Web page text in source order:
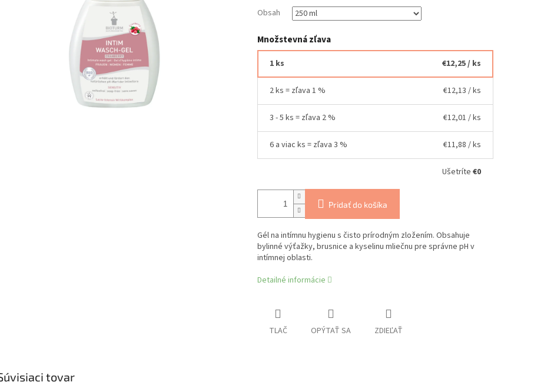
Obsah
Množstevná zľava
1 ks €12,25/ ks
2 ks = zľava 1 % €12,13 / ks
3 - 5 ks = zľava 2 % €12,01 / ks
6 a viac ks = zľava 3 % €11,88 / ks
Ušetríte €0
Pridať do košíka
Gél na intímnu hygienu s čisto prírodným zložením. Obsahuje
bylinné výťažky, brusnice a kyselinu mliečnu pre správne pH v
intímnej oblasti.
Detailné informácie
TLAČ OPÝTAŤ SA ZDIEĽAŤ
tovar